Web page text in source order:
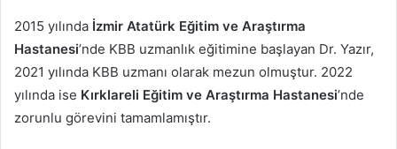
2015 yılında İzmir Atatürk Eğitim ve Araştırma
Hastanesi’nde KBB uzmanlık eğitimine başlayan Dr. Yazır,
2021 yılında KBB uzmanı olarak mezun olmuştur. 2022
yılında ise Kırklareli Eğitim ve Araştırma Hastanesi’nde
zorunlu görevini tamamlamıştır.